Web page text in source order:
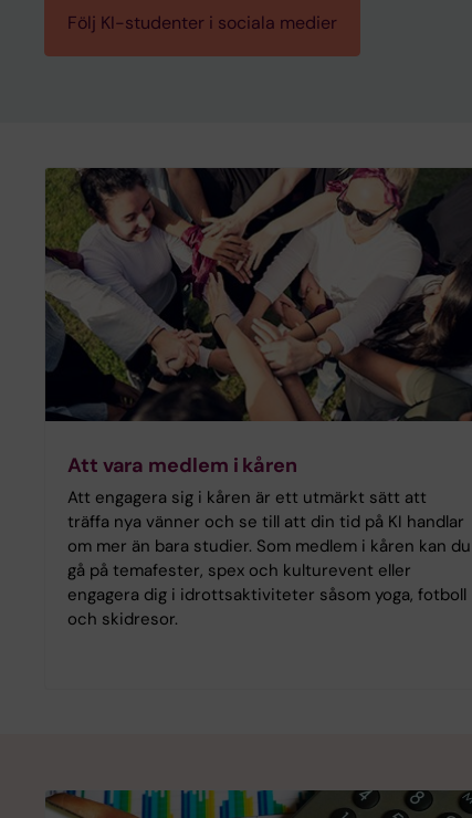
Följ KI-studenter i sociala medier
Att vara medlem i kåren
Att engagera sig i kåren är ett utmärkt sätt att
träffa nya vänner och se till att din tid på KI handlar
om mer än bara studier. Som medlem i kåren kan du
gå på temafester, spex och kulturevent eller
engagera dig i idrottsaktiviteter såsom yoga, fotboll
och skidresor.